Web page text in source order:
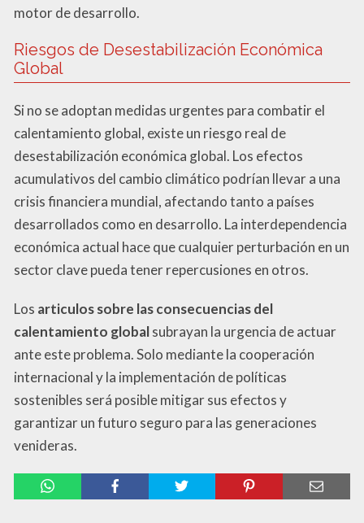
motor de desarrollo.
Riesgos de Desestabilización Económica
Global
Si no se adoptan medidas urgentes para combatir el
calentamiento global, existe un riesgo real de
desestabilización económica global. Los efectos
acumulativos del cambio climático podrían llevar a una
crisis financiera mundial, afectando tanto a países
desarrollados como en desarrollo. La interdependencia
económica actual hace que cualquier perturbación en un
sector clave pueda tener repercusiones en otros.
Los articulos sobre las consecuencias del
calentamiento globalsubrayan la urgencia de actuar
ante este problema. Solo mediante la cooperación
internacional y la implementación de políticas
sostenibles será posible mitigar sus efectos y
garantizar un futuro seguro para las generaciones
venideras.